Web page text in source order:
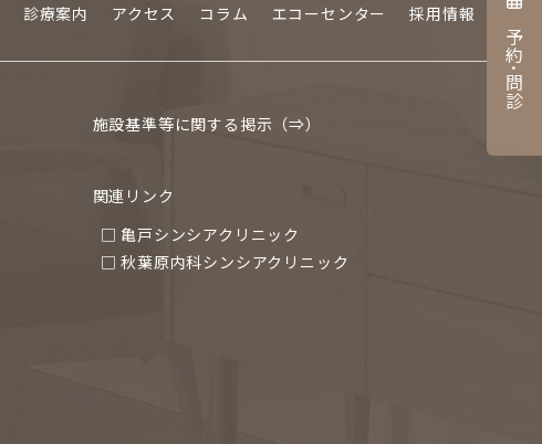
診療案内 アクセス コラム エコーセンター 採用情報
施設基準等に関する掲示（⇒）
関連リンク
□ 亀戸シンシアクリニック
□ 秋葉原内科シンシアクリニック
予約･問診